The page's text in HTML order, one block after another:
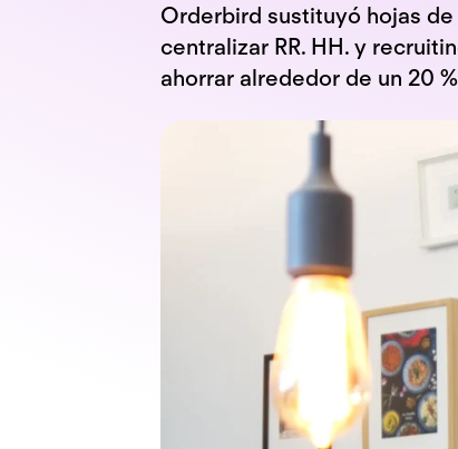
Orderbird sustituyó hojas
centralizar RR. HH. y
ahorrar alrededor de un 20